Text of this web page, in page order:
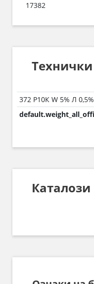
17382
372 Р10К W 5% Л 0,5%
Каталози